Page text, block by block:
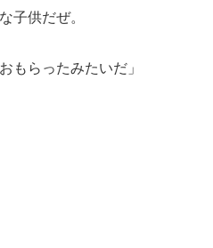
子供だぜ。
もらったみたいだ」